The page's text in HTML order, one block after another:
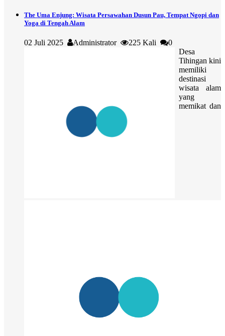
The Uma Enjung: Wisata Persawahan Dusun Pau, Tempat Ngopi dan
Yoga di Tengah Alam
02 Juli 2025 Administrator 225 Kali
0
Desa
Tihingan kini
memiliki
destinasi
wisata alam
yang
memikat dan